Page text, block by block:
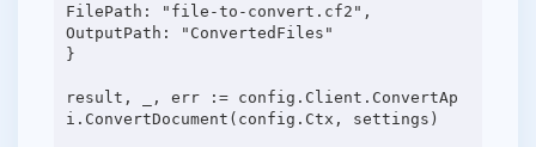
FilePath: "file-to-convert.cf2",
OutputPath: "ConvertedFiles"
}
result, _, err := config.Client.ConvertAp
i.ConvertDocument(config.Ctx, settings)